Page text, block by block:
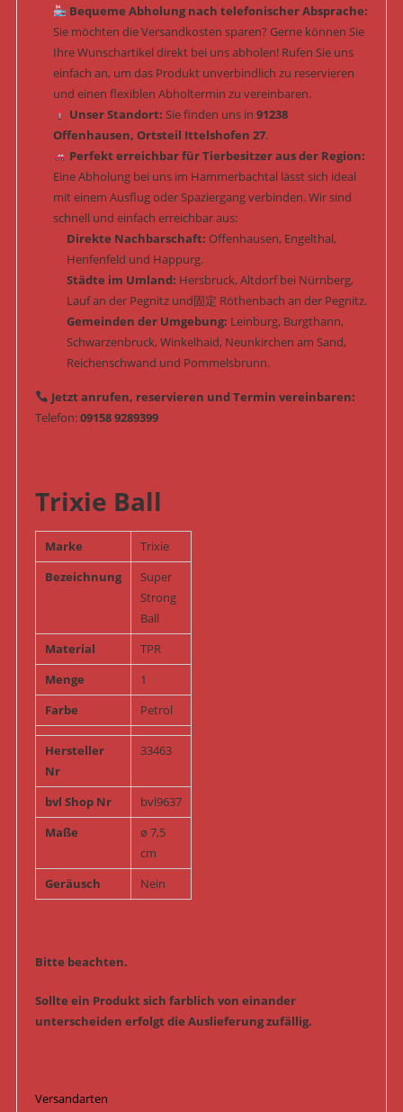
Bequeme Abholung nach telefonischer Absprache:
Sie möchten die Versandkosten sparen? Gerne können Sie
Ihre Wunschartikel direkt bei uns abholen! Rufen Sie uns
einfach an, um das Produkt unverbindlich zu reservieren
und einen flexiblen Abholtermin zu vereinbaren.
Unser Standort: Sie finden uns in 91238
Offenhausen, Ortsteil Ittelshofen 27.
Perfekt erreichbar für Tierbesitzer aus der Region:
Eine Abholung bei uns im Hammerbachtal lässt sich ideal
mit einem Ausflug oder Spaziergang verbinden. Wir sind
schnell und einfach erreichbar aus:
Direkte Nachbarschaft: Offenhausen, Engelthal,
Henfenfeld und Happurg.
Städte im Umland: Hersbruck, Altdorf bei Nürnberg,
Lauf an der Pegnitz und固定 Röthenbach an der Pegnitz.
Gemeinden der Umgebung: Leinburg, Burgthann,
Schwarzenbruck, Winkelhaid, Neunkirchen am Sand,
Reichenschwand und Pommelsbrunn.
Jetzt anrufen, reservieren und Termin vereinbaren:
Telefon:09158 9289399
Trixie Ball
Marke
Trixie
Bezeichnung
Super
Strong
Ball
Material
TPR
Menge
1
Farbe
Petrol
Hersteller
Nr
33463
bvl Shop Nr
bvl9637
Maße
ø 7,5
cm
Geräusch
Nein
Bitte beachten.
Sollte ein Produkt sich farblich von einander
unterscheiden erfolgt die Auslieferung zufällig.
Versandarten